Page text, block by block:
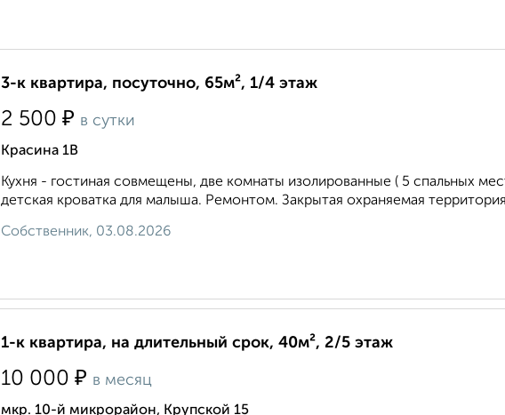
3-к квартира, посуточно, 65м², 1/4 этаж
2 500 ₽ в сутки
Красина 1В
Кухня - гостиная совмещены, две комнаты изолированные ( 5 спальных
детская кроватка для малыша. Ремонтом. Закрытая охраняемая
Собственник, 03.08.2026
1-к квартира, на длительный срок, 40м², 2/5 этаж
10 000 ₽ в месяц
мкр. 10-й микрорайон, Крупской 15